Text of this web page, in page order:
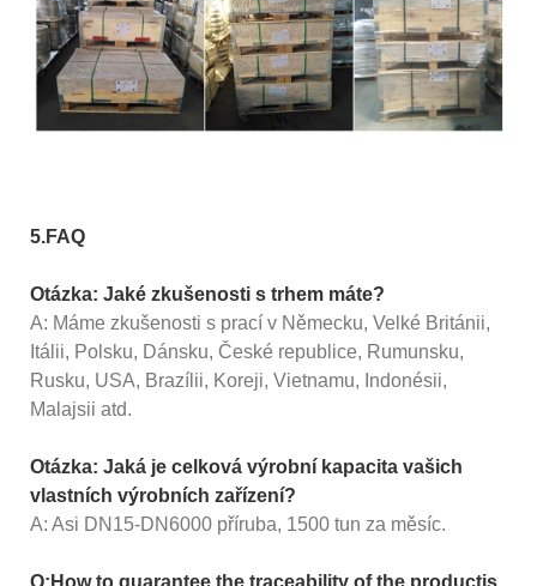
5.FAQ
Otázka: Jaké zkušenosti s trhem máte?
A: Máme zkušenosti s prací v Německu, Velké Británii,
Itálii, Polsku, Dánsku, České republice, Rumunsku,
Rusku, USA, Brazílii, Koreji, Vietnamu, Indonésii,
Malajsii atd.
Otázka: Jaká je celková výrobní kapacita vašich
vlastních výrobních zařízení?
A: Asi DN15-DN6000 příruba, 1500 tun za měsíc.